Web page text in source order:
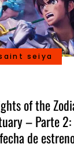
seiya
of the
– Parte 2:
de